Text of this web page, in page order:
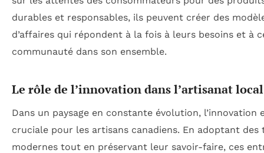
durables et responsables, ils peuvent créer des
d’affaires qui répondent à la fois à leurs besoins et à
communauté dans son ensemble.
Le rôle de l’innovation dans l’artisanat local
Dans un paysage en constante évolution, l’innovation
cruciale pour les artisans canadiens. En adoptant des
modernes tout en préservant leur savoir-faire, ces